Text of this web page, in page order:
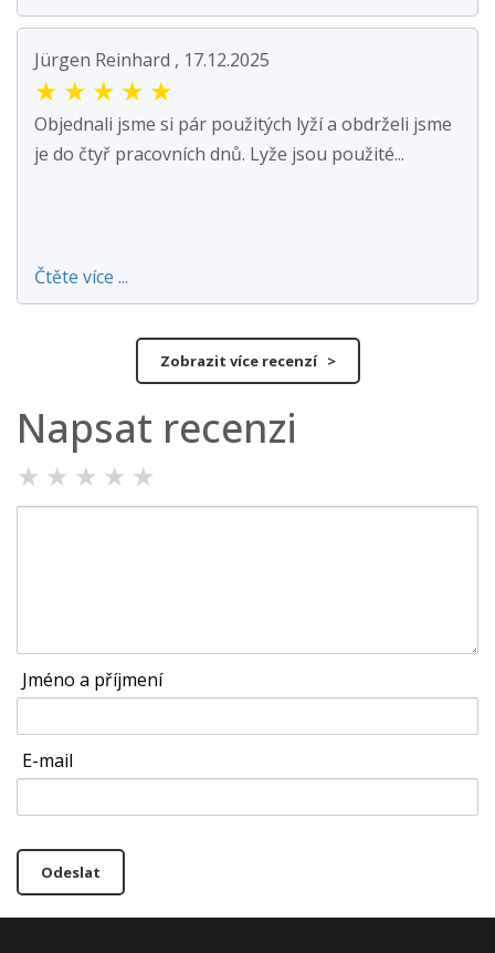
Jürgen Reinhard , 17.12.2025
★ ★ ★ ★ ★
Objednali jsme si pár použitých lyží a obdrželi jsme
je do čtyř pracovních dnů. Lyže jsou použité...
Čtěte více ...
Zobrazit více recenzí >
Napsat recenzi
★ ★ ★ ★ ★
Jméno a příjmení
E-mail
Odeslat